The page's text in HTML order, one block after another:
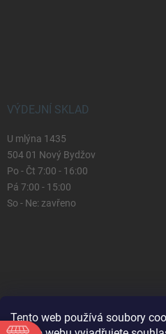
Tento web používá soubory
VÝDEJNÍ SKLAD
U mlýna 1435
504 01 Nový Bydžov
Po - Čt 7:00 - 16:00
Pá 7:00 - 15:00
So - Ne: zavřeno